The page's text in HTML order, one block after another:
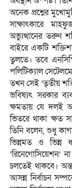
অনেক প্রশ্নের
সাক্ষাৎকারে
অভ্যুত্থানের তরুণ
বাইরে একটি
তুলতে। তবে
পলিটিক্যাল
তখন সেই ‘তৃতীয়
ভবিষ্যৎ সরকার
ক্ষমতায় যে দলই
ভিতরে থাকা ক্ষত
তিনি বলেন, শুধু
ভিন্নমত ও ভিন্ন
‘রিনেগোসিয়েশন’
চলতেই থাকবে।
আসন্ন নির্বাচন